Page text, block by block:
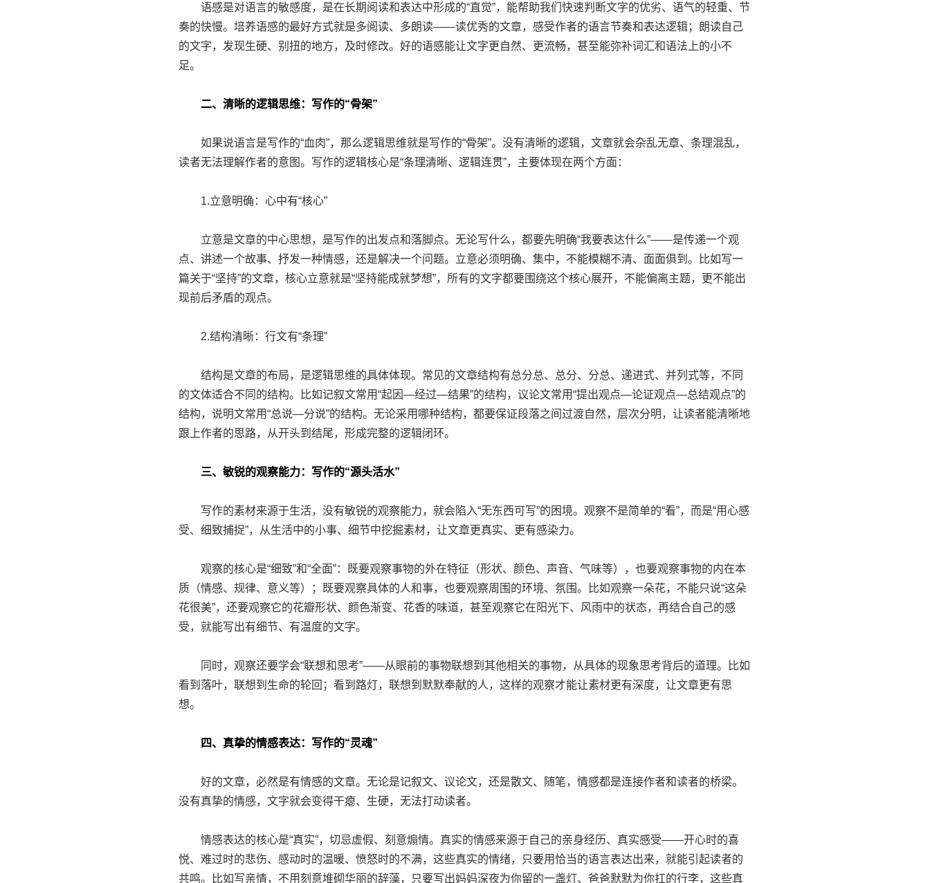
语感是对语言的敏感度，是在长期阅读和表达中形成的“直觉”，能帮助我们快速判断文字的优劣、语气的轻重、节
奏的快慢。培养语感的最好方式就是多阅读、多朗读——读优秀的文章，感受作者的语言节奏和表达逻辑；朗读自己
的文字，发现生硬、别扭的地方，及时修改。好的语感能让文字更自然、更流畅，甚至能弥补词汇和语法上的小不
足。
二、清晰的逻辑思维：写作的“骨架”
如果说语言是写作的“血肉”，那么逻辑思维就是写作的“骨架”。没有清晰的逻辑，文章就会杂乱无章、条理混乱，
读者无法理解作者的意图。写作的逻辑核心是“条理清晰、逻辑连贯”，主要体现在两个方面：
1.立意明确：心中有“核心”
立意是文章的中心思想，是写作的出发点和落脚点。无论写什么，都要先明确“我要表达什么”——是传递一个观
点、讲述一个故事、抒发一种情感，还是解决一个问题。立意必须明确、集中，不能模糊不清、面面俱到。比如写一
篇关于“坚持”的文章，核心立意就是“坚持能成就梦想”，所有的文字都要围绕这个核心展开，不能偏离主题，更不能出
现前后矛盾的观点。
2.结构清晰：行文有“条理”
结构是文章的布局，是逻辑思维的具体体现。常见的文章结构有总分总、总分、分总、递进式、并列式等，不同
的文体适合不同的结构。比如记叙文常用“起因—经过—结果”的结构，议论文常用“提出观点—论证观点—总结观点”的
结构，说明文常用“总说—分说”的结构。无论采用哪种结构，都要保证段落之间过渡自然，层次分明，让读者能清晰地
跟上作者的思路，从开头到结尾，形成完整的逻辑闭环。
三、敏锐的观察能力：写作的“源头活水”
写作的素材来源于生活，没有敏锐的观察能力，就会陷入“无东西可写”的困境。观察不是简单的“看”，而是“用心感
受、细致捕捉”，从生活中的小事、细节中挖掘素材，让文章更真实、更有感染力。
观察的核心是“细致”和“全面”：既要观察事物的外在特征（形状、颜色、声音、气味等），也要观察事物的内在本
质（情感、规律、意义等）；既要观察具体的人和事，也要观察周围的环境、氛围。比如观察一朵花，不能只说“这朵
花很美”，还要观察它的花瓣形状、颜色渐变、花香的味道，甚至观察它在阳光下、风雨中的状态，再结合自己的感
受，就能写出有细节、有温度的文字。
同时，观察还要学会“联想和思考”——从眼前的事物联想到其他相关的事物，从具体的现象思考背后的道理。比如
看到落叶，联想到生命的轮回；看到路灯，联想到默默奉献的人，这样的观察才能让素材更有深度，让文章更有思
想。
四、真挚的情感表达：写作的“灵魂”
好的文章，必然是有情感的文章。无论是记叙文、议论文，还是散文、随笔，情感都是连接作者和读者的桥梁。
没有真挚的情感，文字就会变得干瘪、生硬，无法打动读者。
情感表达的核心是“真实”，切忌虚假、刻意煽情。真实的情感来源于自己的亲身经历、真实感受——开心时的喜
悦、难过时的悲伤、感动时的温暖、愤怒时的不满，这些真实的情绪，只要用恰当的语言表达出来，就能引起读者的
共鸣。比如写亲情，不用刻意堆砌华丽的辞藻，只要写出妈妈深夜为你留的一盏灯、爸爸默默为你扛的行李，这些真